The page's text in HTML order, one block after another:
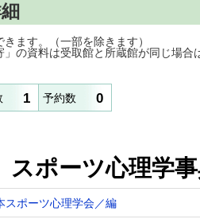
ます。（一部を除きます）
」の資料は受取館と所蔵館が同じ場合
1 予約数 0
スポーツ心理学
スポーツ心理学会／編